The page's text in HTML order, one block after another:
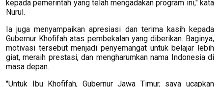
kepada pemerintah yang telah mengadakan program ini," kata
Nurul.
Ia juga menyampaikan apresiasi dan terima kasih kepada
Gubernur Khofifah atas pembekalan yang diberikan. Baginya,
motivasi tersebut menjadi penyemangat untuk belajar lebih
giat, meraih prestasi, dan mengharumkan nama Indonesia di
masa depan.
"Untuk Ibu Khofifah, Gubernur Jawa Timur, saya ucapkan